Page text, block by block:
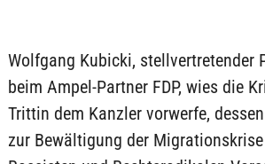
Wolfgang Kubicki, stellvertretender
beim Ampel-Partner FDP, wies die
Trittin dem Kanzler vorwerfe,
zur Bewältigung der